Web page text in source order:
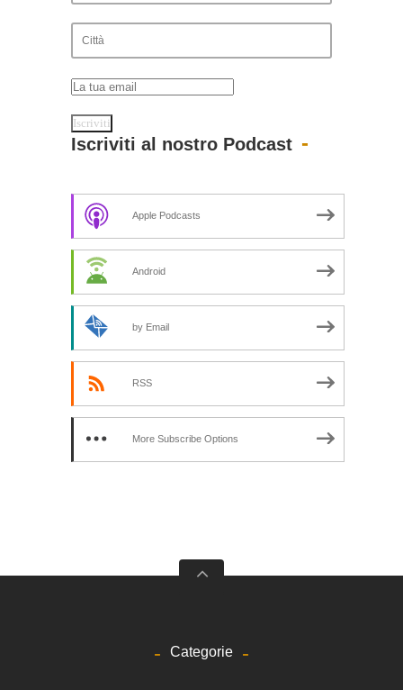
Iscriviti al nostro Podcast
Apple Podcasts
Android
by Email
RSS
More Subscribe Options
Categorie